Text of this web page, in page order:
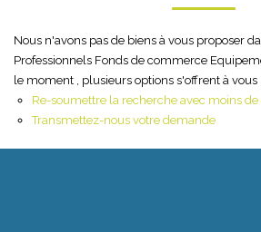
GESTION
NOS AGENCES
Les Agences
Nous n'avons pas de biens à vous proposer
Professionnels Fonds de commerce
le moment , plusieurs options s'offrent à vous :
Re-soumettre la recherche avec moins de
Transmettez-nous votre demande